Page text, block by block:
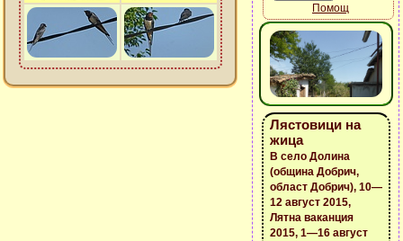
Помощ
Лястовици на
жица
В село Долина
(община Добрич,
област Добрич), 10—
12 август 2015,
Лятна ваканция
2015, 1—16 август